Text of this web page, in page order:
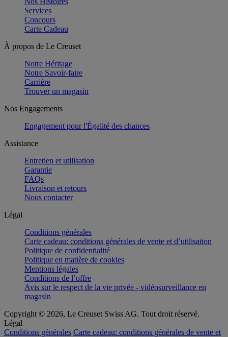
Services
Concours
Carte Cadeau
À propos de Le Creuset
Notre Héritage
Notre Savoir-faire
Carrière
Trouver un magasin
Nos Engagements
Engagement pour l'Égalité des chances
Assistance
Entretien et utilisation
Garantie
FAQs
Livraison et retours
Nous contacter
Légal
Conditions générales
Carte cadeau: conditions générales de vente et d’utilisation
Politique de confidentialité
Politique en matière de cookies
Mentions légales
Conditions de l’offre
Avis sur le respect de la vie privée - vidéosurveillance en
magasin
Copyright © 2026, Le Creuset Swiss AG. Tout droit réservé.
Légal
Conditions générales Carte cadeau: conditions générales de vente et